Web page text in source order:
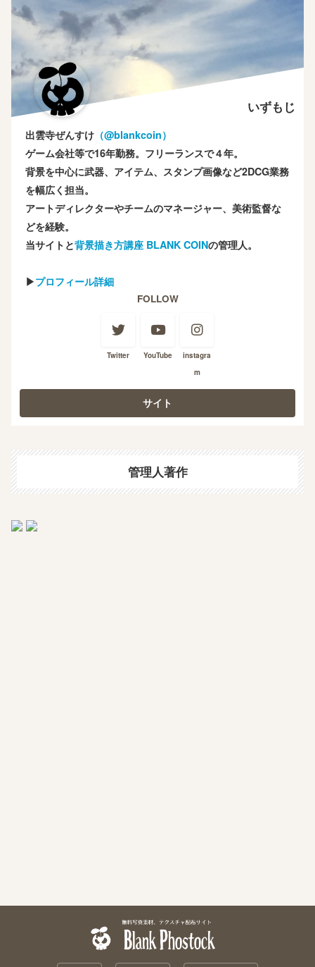
いずもじ
出雲寺ぜんすけ （‎@blankcoin）
ゲーム会社等で16年勤務。フリーランスで４年。
背景を中心に武器、アイテム、スタンプ画像など2DCG業務
を幅広く担当。
アートディレクターやチームのマネージャー、美術監督な
どを経験。
当サイトと背景描き方講座 BLANK COINの管理人。
▶プロフィール詳細
FOLLOW
Twitter YouTube
instagra
m
管理人著作